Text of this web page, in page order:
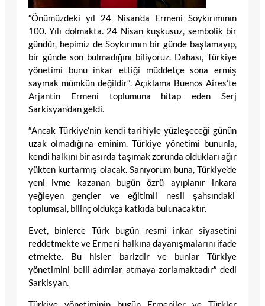
″Önümüzdeki yıl 24 Nisan’da Ermeni Soykırımının
100. Yılı dolmakta. 24 Nisan kuşkusuz, sembolik bir
gündür, hepimiz de Soykırımın bir günde başlamayıp,
bir günde son bulmadığını biliyoruz. Dahası, Türkiye
yönetimi bunu inkar ettiği müddetçe sona ermiş
saymak mümkün değildir″. Açıklama Buenos Aires’te
Arjantin Ermeni toplumuna hitap eden Serj
Sarkisyan’dan geldi.
″Ancak Türkiye’nin kendi tarihiyle yüzleşeceği günün
uzak olmadığına eminim. Türkiye yönetimi bununla,
kendi halkını bir asırda taşımak zorunda oldukları ağır
yükten kurtarmış olacak. Sanıyorum buna, Türkiye’de
yeni ivme kazanan bugün özrü ayıplanır inkara
yeğleyen gençler ve eğitimli nesil şahsındaki
toplumsal, bilinç oldukça katkıda bulunacaktır.
Evet, binlerce Türk bugün resmi inkar siyasetini
reddetmekte ve Ermeni halkına dayanışmalarını ifade
etmekte. Bu hisler barizdir ve bunlar Türkiye
yönetimini belli adımlar atmaya zorlamaktadır″ dedi
Sarkisyan.